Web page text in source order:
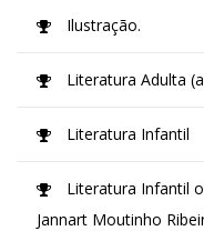
Ilustração.
Literatura Adulta
Literatura Infantil
Literatura Infantil
Jannart Moutinho